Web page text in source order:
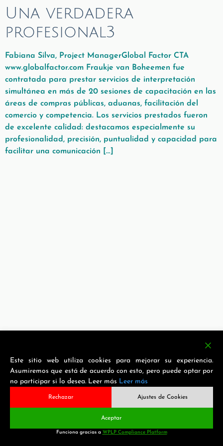
Una verdadera
profesional3
Fabiana Silva, Project ManagerGlobal Factor CTA
www.globalfactor.com Fraukje van Boheemen fue
contratada para prestar servicios de interpretación
simultánea en más de 20 sesiones de capacitación en las
áreas de compras públicas, aduanas, facilitación del
comercio y competencia. Los servicios prestados fueron
de excelente calidad: destacamos especialmente su
profesionalidad, precisión, puntualidad y capacidad para
facilitar una comunicación […]
Este sitio web utiliza cookies para mejorar su experiencia.
Asumiremos que está de acuerdo con esto, pero puede optar por
no participar si lo desea. Leer más Leer más
Rechazar Ajustes de Cookies
Aceptar
Funciona gracias a WPLP Compliance Platform